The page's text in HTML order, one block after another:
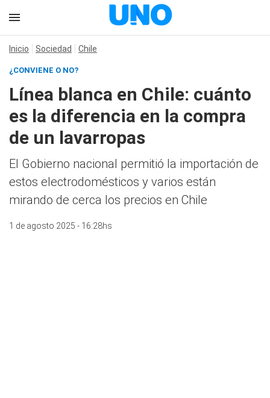
Inicio Sociedad Chile
¿CONVIENE O NO?
Línea blanca en Chile: cuánto
es la diferencia en la compra
de un lavarropas
El Gobierno nacional permitió la importación de
estos electrodomésticos y varios están
mirando de cerca los precios en Chile
1 de agosto 2025 - 16:28hs